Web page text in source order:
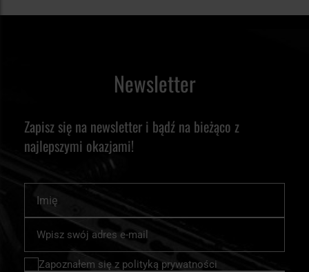
Newsletter
Zapisz się na newsletter i bądź na bieżąco z
najlepszymi okazjami!
nasz
newsletter:
Zapoznałem się z polityką prywatności